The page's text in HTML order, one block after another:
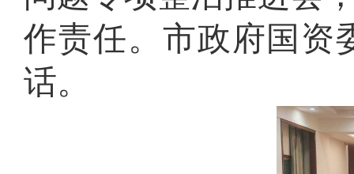
作责任。 市政府国资
话。